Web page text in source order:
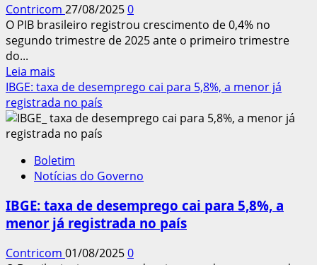
pressionada
pelos
juros
Contricom 27/08/20250
O PIB brasileiro registrou crescimento de 0,4% no
segundo trimestre de 2025 ante o primeiro trimestre
do...
Leia mais
mais
sobre
PIB
cresce
no
segundo
mostra
IBGE
IBGE: taxa de desemprego cai para 5,8%, a menor já
registrada no país
Boletim
Notícias do Governo
IBGE: taxa de desemprego cai para 5,8%, a
menor já registrada no país
Contricom 01/08/20250